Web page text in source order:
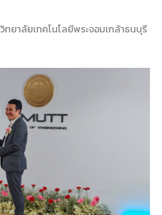
ยาลัยเทคโนโลยีพระจอมเกล้าธนบุรี